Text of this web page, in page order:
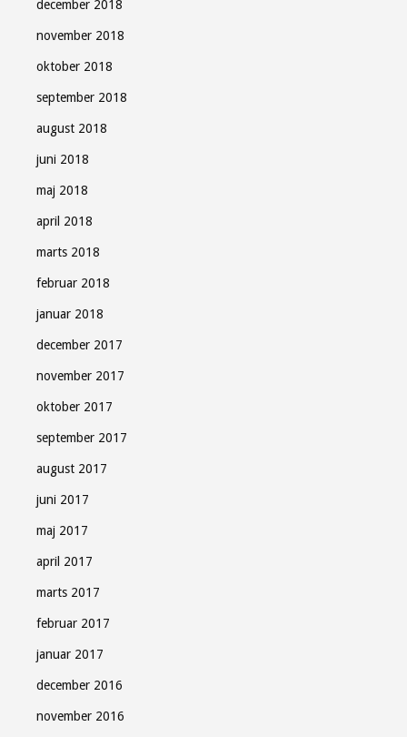
december 2018
november 2018
oktober 2018
september 2018
august 2018
juni 2018
maj 2018
april 2018
marts 2018
februar 2018
januar 2018
december 2017
november 2017
oktober 2017
september 2017
august 2017
juni 2017
maj 2017
april 2017
marts 2017
februar 2017
januar 2017
december 2016
november 2016